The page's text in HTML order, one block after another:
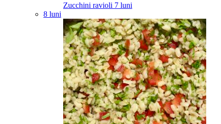
Zucchini ravioli 7 luni
8 luni